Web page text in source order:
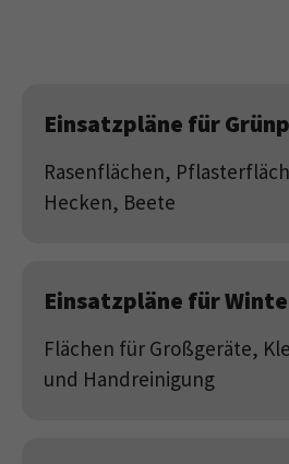
Einsatzpläne für
Rasenflächen,
Hecken, Beete
Einsatzpläne für
Flächen für Großgeräte,
und Handreinigung